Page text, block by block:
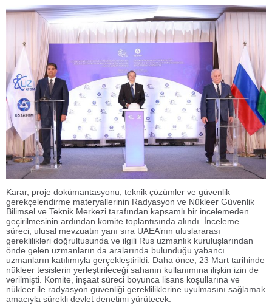
Karar, proje dokümantasyonu, teknik çözümler ve güvenlik
gerekçelendirme materyallerinin Radyasyon ve Nükleer Güvenlik
Bilimsel ve Teknik Merkezi tarafından kapsamlı bir incelemeden
geçirilmesinin ardından komite toplantısında alındı. İnceleme
süreci, ulusal mevzuatın yanı sıra UAEA’nın uluslararası
gereklilikleri doğrultusunda ve ilgili Rus uzmanlık kuruluşlarından
önde gelen uzmanların da aralarında bulunduğu yabancı
uzmanların katılımıyla gerçekleştirildi. Daha önce, 23 Mart tarihinde
nükleer tesislerin yerleştirileceği sahanın kullanımına ilişkin izin de
verilmişti. Komite, inşaat süreci boyunca lisans koşullarına ve
nükleer ile radyasyon güvenliği gerekliliklerine uyulmasını sağlamak
amacıyla sürekli devlet denetimi yürütecek.